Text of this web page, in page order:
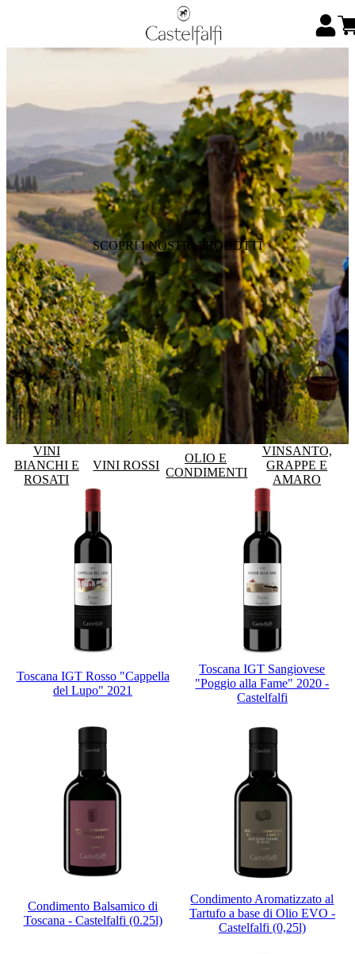
SCOPRI I NOSTRI PRODOTTI
VINI
BIANCHI E
ROSATI
VINI ROSSI
OLIO E
CONDIMENTI
VINSANTO,
GRAPPE E
AMARO
Toscana IGT Rosso "Cappella
del Lupo" 2021
Toscana IGT Sangiovese
"Poggio alla Fame" 2020 -
Castelfalfi
Condimento Balsamico di
Toscana - Castelfalfi (0.25l)
Condimento Aromatizzato al
Tartufo a base di Olio EVO -
Castelfalfi (0,25l)